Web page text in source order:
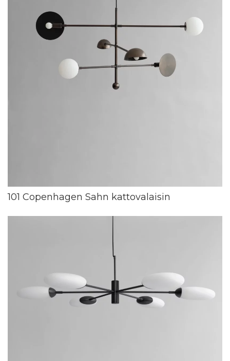
101 Copenhagen Sahn kattovalaisin